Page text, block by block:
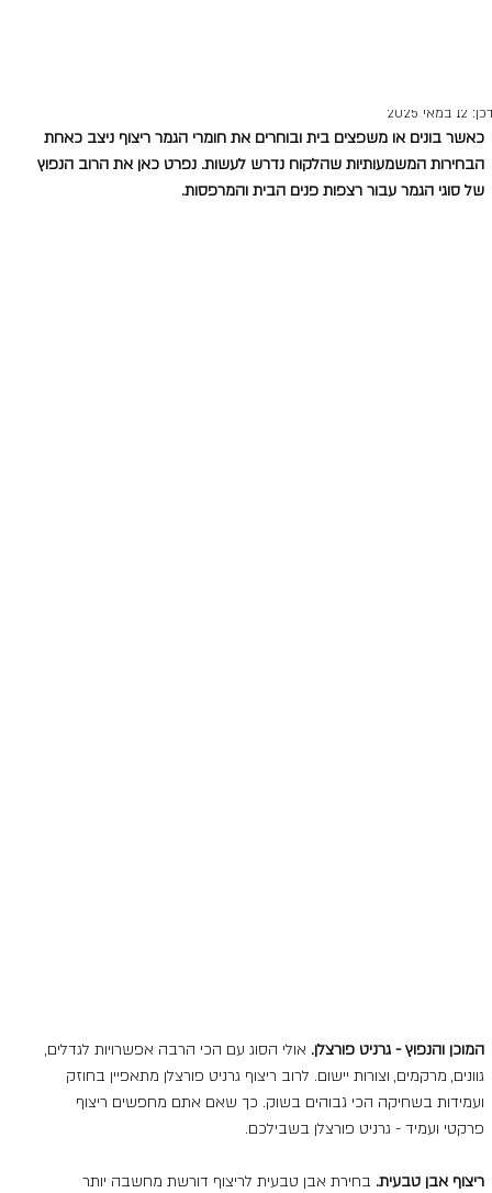
12 במאי 2025
כאשר בונים או משפצים בית ובוחרים את חומרי הגמר ריצוף ניצב כאחת
הבחירות המשמעותיות שהלקוח נדרש לעשות. נפרט כאן את הרוב הנפוץ
של סוגי הגמר עבור רצפות פנים הבית והמרפסות.
המוכן והנפוץ - גרניט פורצלן. אולי הסוג עם הכי הרבה אפשרויות לגדלים,
גוונים, מרקמים, וצורות יישום. לרוב ריצוף גרניט פורצלן מתאפיין בחוזק
ועמידות בשחיקה הכי גבוהים בשוק. כך שאם אתם מחפשים ריצוף
פרקטי ועמיד - גרניט פורצלן בשבילכם.
ריצוף אבן טבעית. בחירת אבן טבעית לריצוף דורשת מחשבה יותר